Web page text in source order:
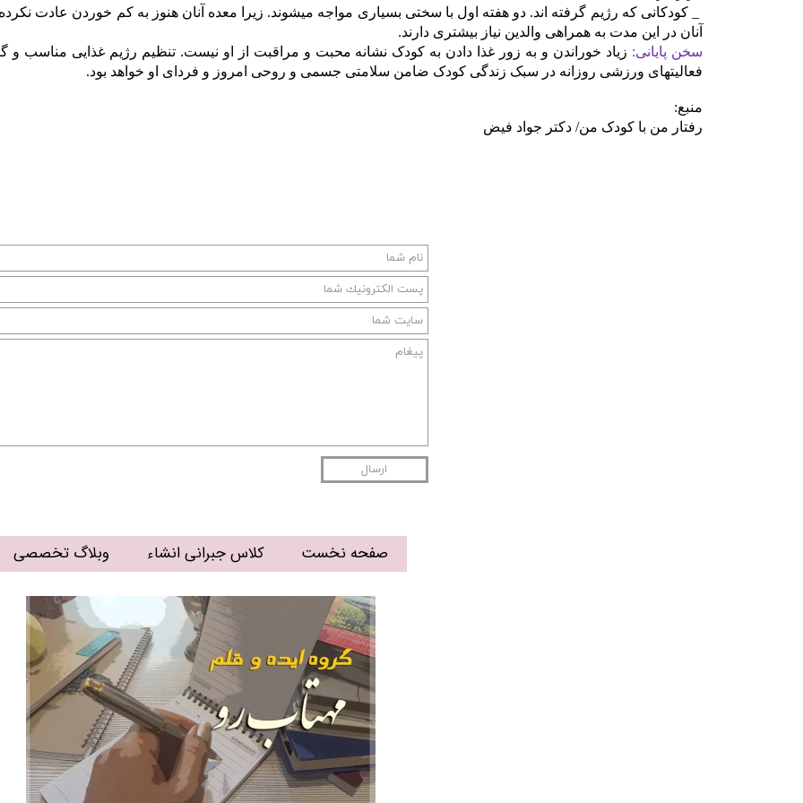
_ کودکانی که رژیم گرفته اند. دو هفته اول با سختی بسیاری مواجه میشوند. زیرا معده آنان هنوز به کم خوردن عادت
آنان در این مدت به همراهی والدین نیاز بیشتری دارند.
سخن پایانی: زیاد خوراندن و به زور غذا دادن به کودک نشانه محبت و مراقبت از او نیست. تنظیم رژیم غذایی مناسب و
فعالیتهای ورزشی روزانه در سبک زندگی کودک ضامن سلامتی جسمی و روحی امروز و فردای او خواهد بود.
منبع:
رفتار من با کودک من/ دکتر جواد فیض
صفحه نخست کلاس جبرانی انشاء وبلاگ تخصصی
ارسال